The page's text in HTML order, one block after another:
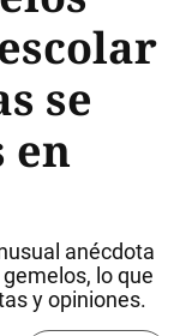
se
en
anécdota
lo que
y opiniones.